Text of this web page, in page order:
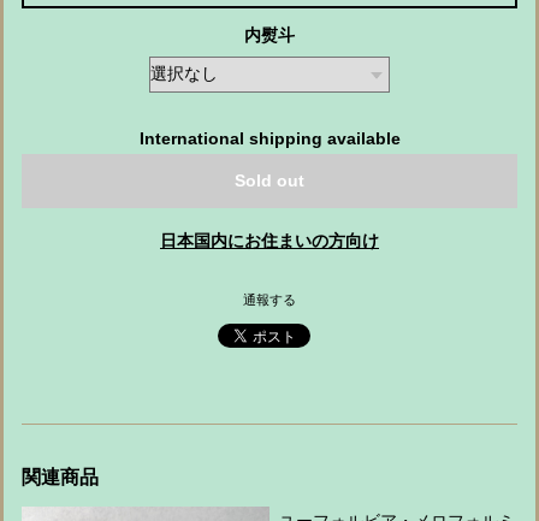
内熨斗
International shipping available
Sold out
日本国内にお住まいの方向け
通報する
関連商品